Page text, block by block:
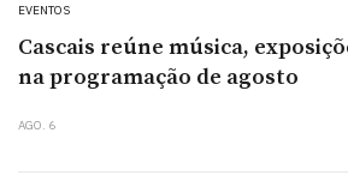
EVENTOS
Cascais reúne música,
na programação de agosto
AGO. 6